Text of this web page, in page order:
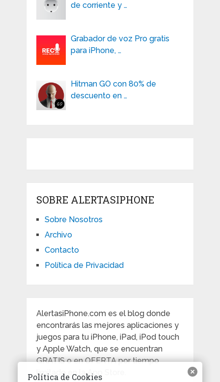
de corriente y …
Grabador de voz Pro gratis
para iPhone, …
Hitman GO con 80% de
descuento en …
SOBRE ALERTASIPHONE
Sobre Nosotros
Archivo
Contacto
Política de Privacidad
AlertasiPhone.com es el blog donde
encontrarás las mejores aplicaciones y
juegos para tu iPhone, iPad, iPod touch
y Apple Watch, que se encuentran
GRATIS o en OFERTA por tiempo
limitado en la App Store.
Política de Cookies